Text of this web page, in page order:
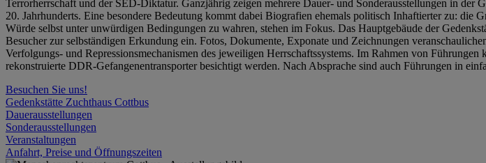
Terrorherrschaft und der SED-Diktatur. Ganzjährig zeigen mehrere Dauer- und Sonderausstellungen in der
20. Jahrhunderts. Eine besondere Bedeutung kommt dabei Biografien ehemals politisch Inhaftierter zu:
Würde selbst unter unwürdigen Bedingungen zu wahren, stehen im Fokus. Das Hauptgebäude der
Besucher zur selbständigen Erkundung ein. Fotos, Dokumente, Exponate und Zeichnungen
Verfolgungs- und Repressionsmechanismen des jeweiligen Herrschaftssystems. Im Rahmen von
rekonstruierte DDR-Gefangenentransporter besichtigt werden. Nach Absprache sind auch Führungen in
Besuchen Sie uns!
Gedenkstätte Zuchthaus Cottbus
Dauerausstellungen
Sonderausstellungen
Veranstaltungen
Anfahrt, Preise und Öffnungszeiten